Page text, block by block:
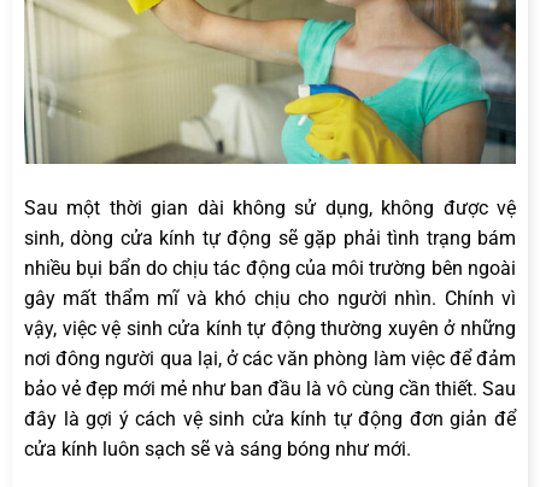
Sau một thời gian dài không sử dụng, không được vệ
sinh, dòng cửa kính tự động sẽ gặp phải tình trạng bám
nhiều bụi bẩn do chịu tác động của môi trường bên ngoài
gây mất thẩm mĩ và khó chịu cho người nhìn. Chính vì
vậy, việc vệ sinh cửa kính tự động thường xuyên ở những
nơi đông người qua lại, ở các văn phòng làm việc để đảm
bảo vẻ đẹp mới mẻ như ban đầu là vô cùng cần thiết. Sau
đây là gợi ýcách vệ sinh cửa kính tự động đơn giản để
cửa kính luôn sạch sẽ và sáng bóng như mới.